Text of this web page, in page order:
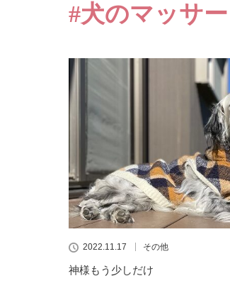
#犬のマッサ
2022.11.17 その他
神様もう少しだけ